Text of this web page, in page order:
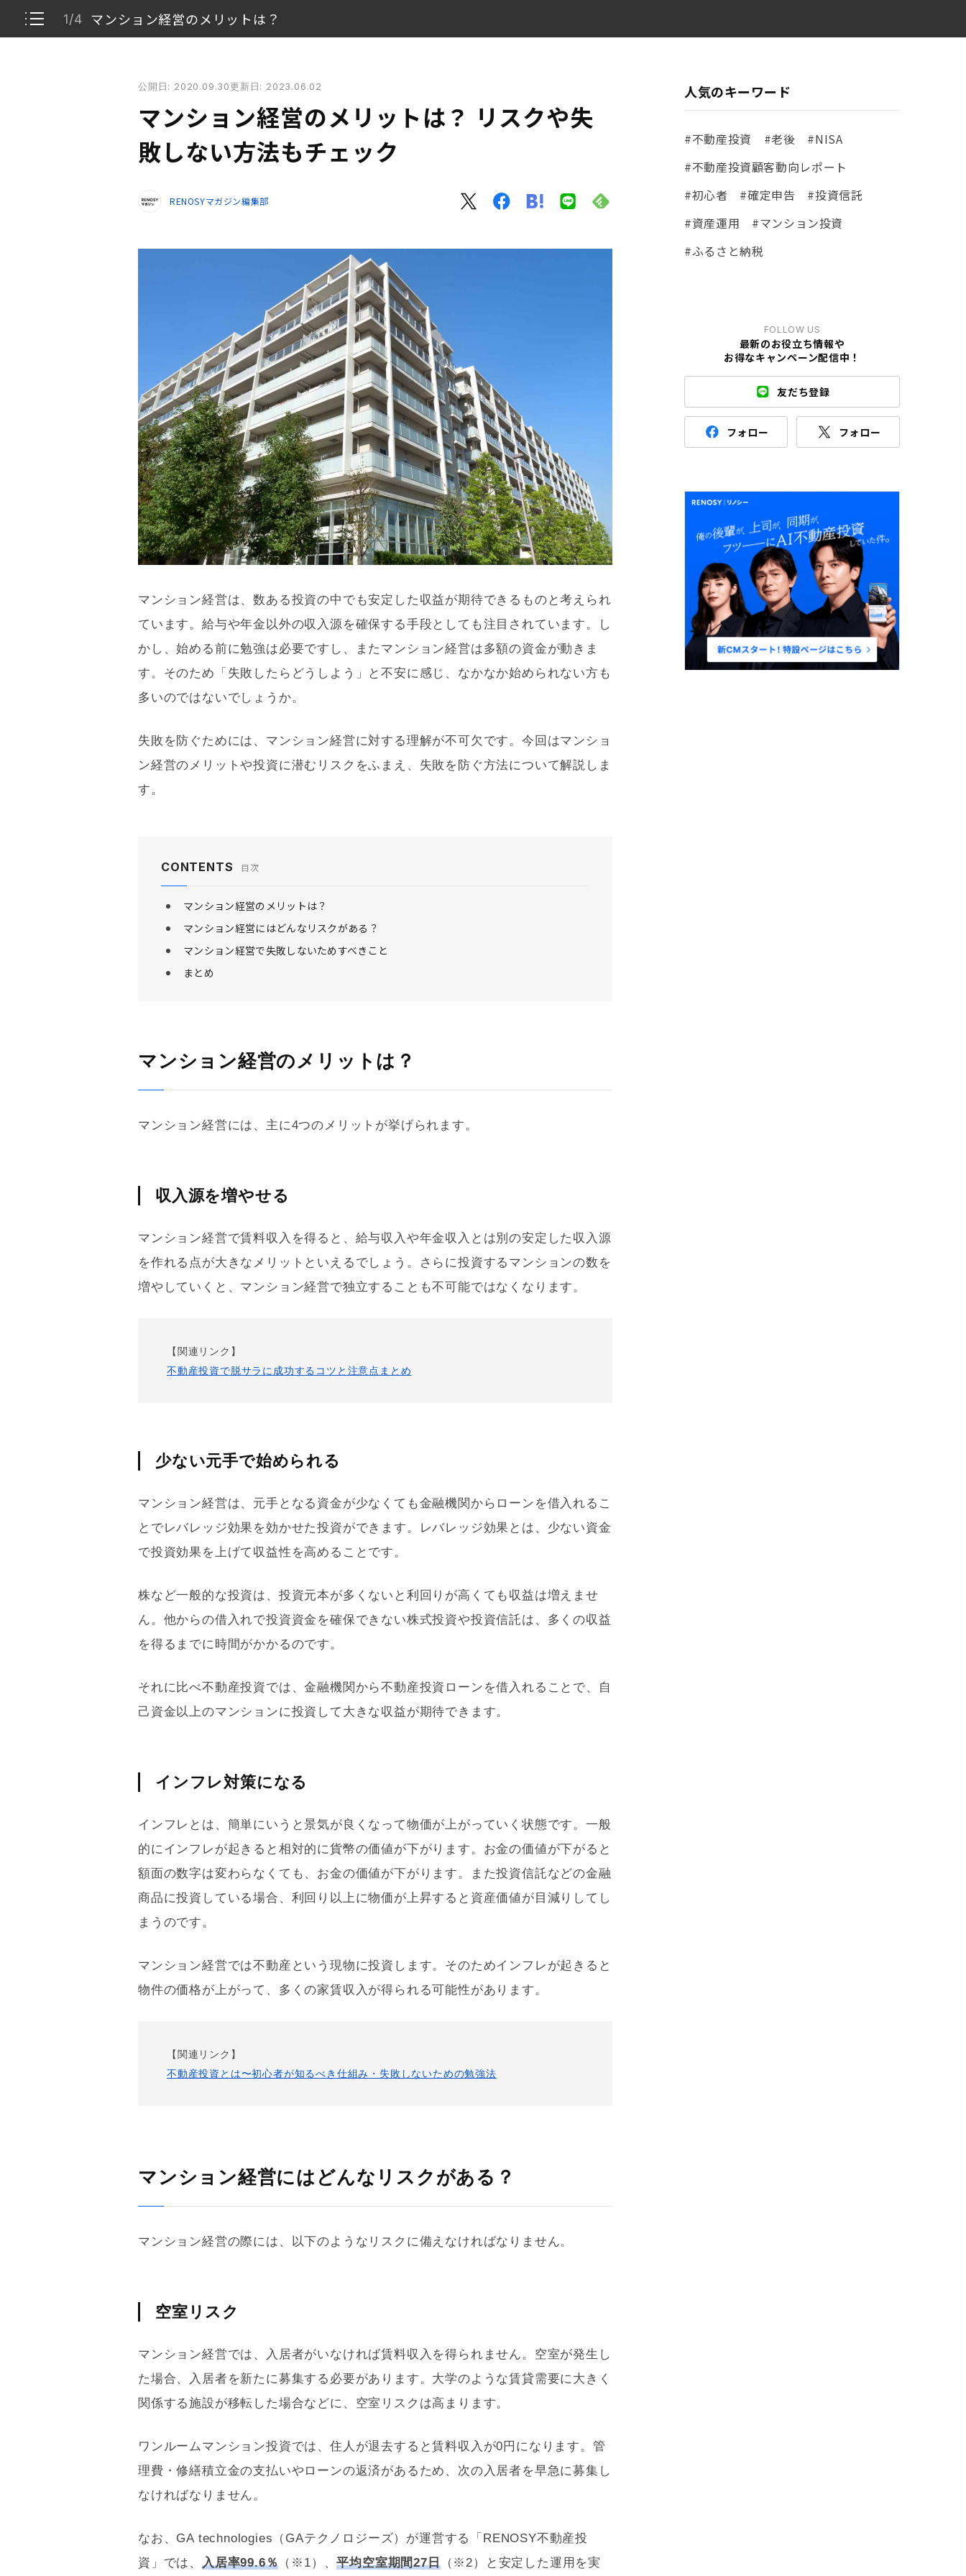
1/4 マンション経営のメリットは？
マンション経営のメリットは？
マンション経営にはどんなリスクがある？
公開日: 2020.09.30更新日: 2023.06.02
マンション経営のメリットは？ リスクや失
敗しない方法もチェック
RENOSYマガジン編集部
マンション経営は、数ある投資の中でも安定した収益が期待できるものと考えられ
ています。給与や年金以外の収入源を確保する手段としても注目されています。し
かし、始める前に勉強は必要ですし、またマンション経営は多額の資金が動きま
す。そのため「失敗したらどうしよう」と不安に感じ、なかなか始められない方も
多いのではないでしょうか。
失敗を防ぐためには、マンション経営に対する理解が不可欠です。今回はマンショ
ン経営のメリットや投資に潜むリスクをふまえ、失敗を防ぐ方法について解説しま
す。
CONTENTS 目次
マンション経営のメリットは？
マンション経営にはどんなリスクがある？
マンション経営で失敗しないためすべきこと
まとめ
マンション経営のメリットは？
マンション経営には、主に4つのメリットが挙げられます。
収入源を増やせる
マンション経営で賃料収入を得ると、給与収入や年金収入とは別の安定した収入源
を作れる点が大きなメリットといえるでしょう。さらに投資するマンションの数を
増やしていくと、マンション経営で独立することも不可能ではなくなります。
【関連リンク】
不動産投資で脱サラに成功するコツと注意点まとめ
少ない元手で始められる
マンション経営は、元手となる資金が少なくても金融機関からローンを借入れるこ
とでレバレッジ効果 を効かせた投資ができます。 レバレッジ効果 とは、少ない資金
で投資効果を上げて収益性を高めることです。
株など一般的な投資は、投資元本が多くないと 利回り が高くても収益は増えませ
ん。他からの借入れで投資資金を確保できない株式投資や投資信託は、多くの収益
を得るまでに時間がかかるのです。
それに比べ不動産投資では、金融機関から不動産投資ローンを借入れることで、自
己資金以上のマンションに投資して大きな収益が期待できます。
インフレ対策になる
インフレとは、簡単にいうと景気が良くなって物価が上がっていく状態です。一般
的にインフレが起きると相対的に貨幣の価値が下がります。お金の価値が下がると
額面の数字は変わらなくても、お金の価値が下がります。また投資信託などの金融
商品に投資している場合、 利回り 以上に物価が上昇すると資産価値が目減りしてし
まうのです。
マンション経営では不動産という現物に投資します。そのためインフレが起きると
物件の価格が上がって、多くの家賃収入が得られる可能性があります。
【関連リンク】
不動産投資とは〜初心者が知るべき仕組み・失敗しないための勉強法
マンション経営にはどんなリスクがある？
マンション経営の際には、以下のようなリスクに備えなければなりません。
空室リスク
マンション経営では、入居者がいなければ賃料収入を得られません。空室が発生し
た場合、入居者を新たに募集する必要があります。大学のような賃貸需要に大きく
関係する施設が移転した場合などに、空室リスクは高まります。
ワンルームマンション投資では、住人が退去すると賃料収入が0円になります。 管
理費 ・修繕積立金の支払いやローンの返済があるため、次の入居者を早急に募集し
なければなりません。
なお、GA technologies（GAテクノロジーズ）が運営する「RENOSY不動産投
資」では、 入居率99.6％ （※1）、平均空室期間27日（※2）と安定した運用を実
人気のキーワード
#不動産投資 #老後
#NISA
#不動産投資顧客動向レポート
#初心者
#確定申告
#投資信託
#資産運用
#マンション投資
#ふるさと納税
FOLLOW US
最新のお役立ち情報や
お得なキャンペーン配信中！
友だち登録
フォロー フォロー